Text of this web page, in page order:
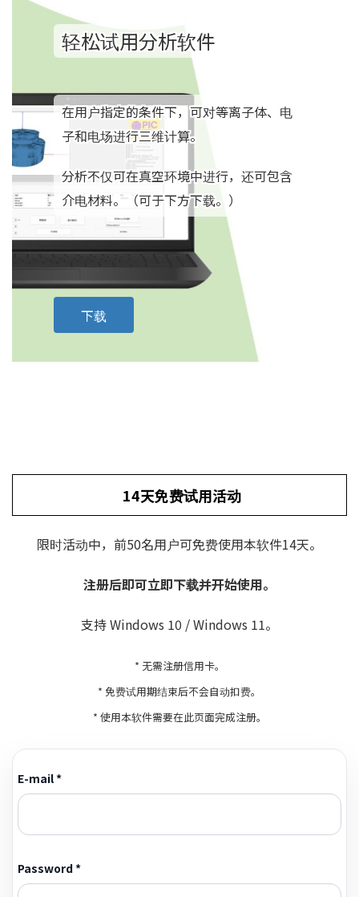
轻松试用分析软件
在用户指定的条件下，可对等离子体、电
子和电场进行三维计算。
分析不仅可在真空环境中进行，还可包含
介电材料。（可于下方下载。）
下载
14天免费试用活动
限时活动中，前50名用户可免费使用本软件14天。
注册后即可立即下载并开始使用。
支持 Windows 10 / Windows 11。
* 无需注册信用卡。
* 免费试用期结束后不会自动扣费。
* 使用本软件需要在此页面完成注册。
E-mail *
Password *